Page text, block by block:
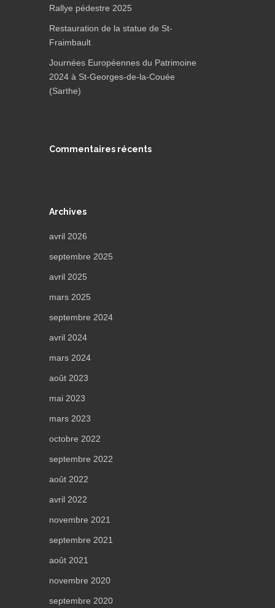
Rallye pédestre 2025
Restauration de la statue de St-
Fraimbault
Journées Européennes du Patrimoine
2024 à St-Georges-de-la-Couée
(Sarthe)
Commentaires récents
Archives
avril 2026
septembre 2025
avril 2025
mars 2025
septembre 2024
avril 2024
mars 2024
août 2023
mai 2023
mars 2023
octobre 2022
septembre 2022
août 2022
avril 2022
novembre 2021
septembre 2021
août 2021
novembre 2020
septembre 2020